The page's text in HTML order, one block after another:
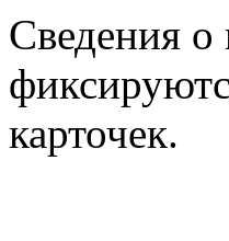
Сведения о
карточек.